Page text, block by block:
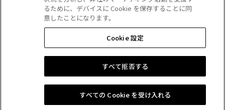
ショッピングバッグに追加する
Copyright- Triumph International (Japan) Ltd. All rights reserved.
るために、デバイスに Cookie を保存することに同
意したことになります。
Cookie 設定
すべて拒否する
すべての Cookie を受け入れる